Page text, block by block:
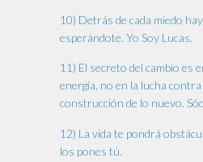
10) Detrás de cada miedo
esperándote. Yo Soy Lucas.
11) El secreto del cambio es
energía, no en la lucha
construcción de lo nuevo.
12) La vida te pondrá
los pones tú.